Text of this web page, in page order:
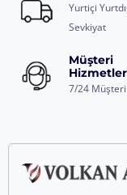
Yurtiçi
Sevkiyat
Müşteri
7/24